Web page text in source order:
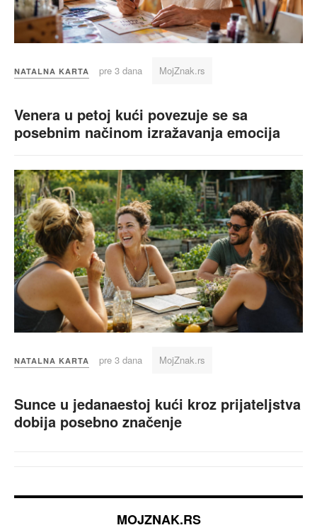
NATALNA KARTA pre 3 dana MojZnak.rs
Venera u petoj kući povezuje se sa
posebnim načinom izražavanja emocija
NATALNA KARTA pre 3 dana MojZnak.rs
Sunce u jedanaestoj kući kroz prijateljstva
dobija posebno značenje
MOJZNAK.RS